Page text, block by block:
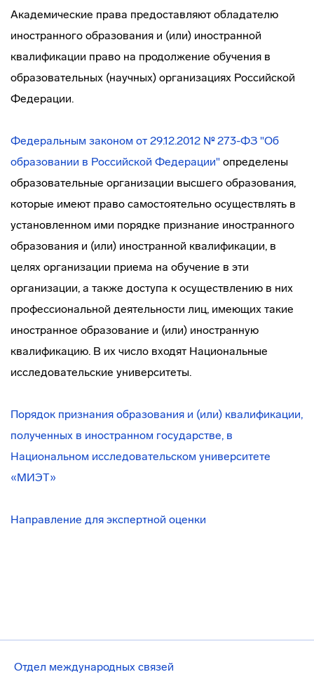
Отдел международных связей
Академические права предоставляют обладателю
иностранного образования и (или) иностранной
квалификации право на продолжение обучения в
образовательных (научных) организациях Российской
Федерации.
Федеральным законом от 29.12.2012 № 273-ФЗ "Об
образовании в Российской Федерации" определены
образовательные организации высшего образования,
которые имеют право самостоятельно осуществлять в
установленном ими порядке признание иностранного
образования и (или) иностранной квалификации, в
целях организации приема на обучение в эти
организации, а также доступа к осуществлению в них
профессиональной деятельности лиц, имеющих такие
иностранное образование и (или) иностранную
квалификацию. В их число входят Национальные
исследовательские университеты.
Порядок признания образования и (или) квалификации,
полученных в иностранном государстве, в
Национальном исследовательском университете
«МИЭТ»
Направление для экспертной оценки